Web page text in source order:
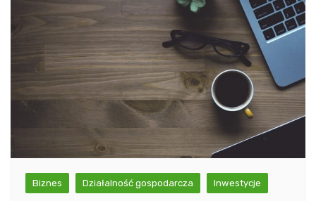
Biznes Działalność gospodarcza Inwestycje